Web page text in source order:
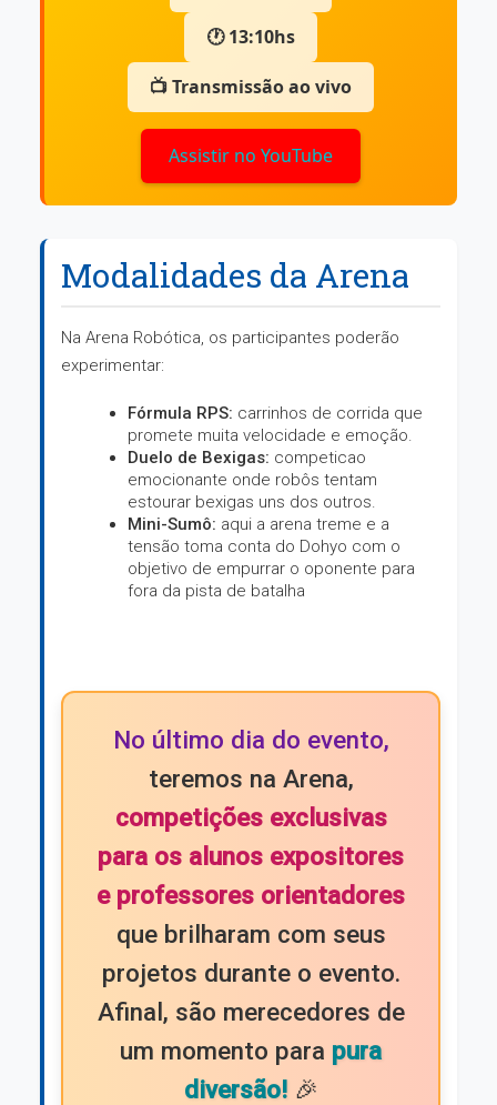
🕐 13:10hs
📺 Transmissão ao vivo
Assistir no YouTube
Modalidades da Arena
Na Arena Robótica, os participantes poderão
experimentar:
Fórmula RPS: carrinhos de corrida que
promete muita velocidade e emoção.
Duelo de Bexigas: competicao
emocionante onde robôs tentam
estourar bexigas uns dos outros.
Mini-Sumô: aqui a arena treme e a
tensão toma conta do Dohyo com o
objetivo de empurrar o oponente para
fora da pista de batalha
No último dia do evento,
teremos na Arena,
competições exclusivas
para os alunos expositores
e professores orientadores
que brilharam com seus
projetos durante o evento.
Afinal, são merecedores de
um momento para pura
diversão!🎉